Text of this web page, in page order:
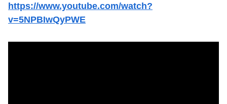
https://www.youtube.com/watch?
v=5NPBIwQyPWE